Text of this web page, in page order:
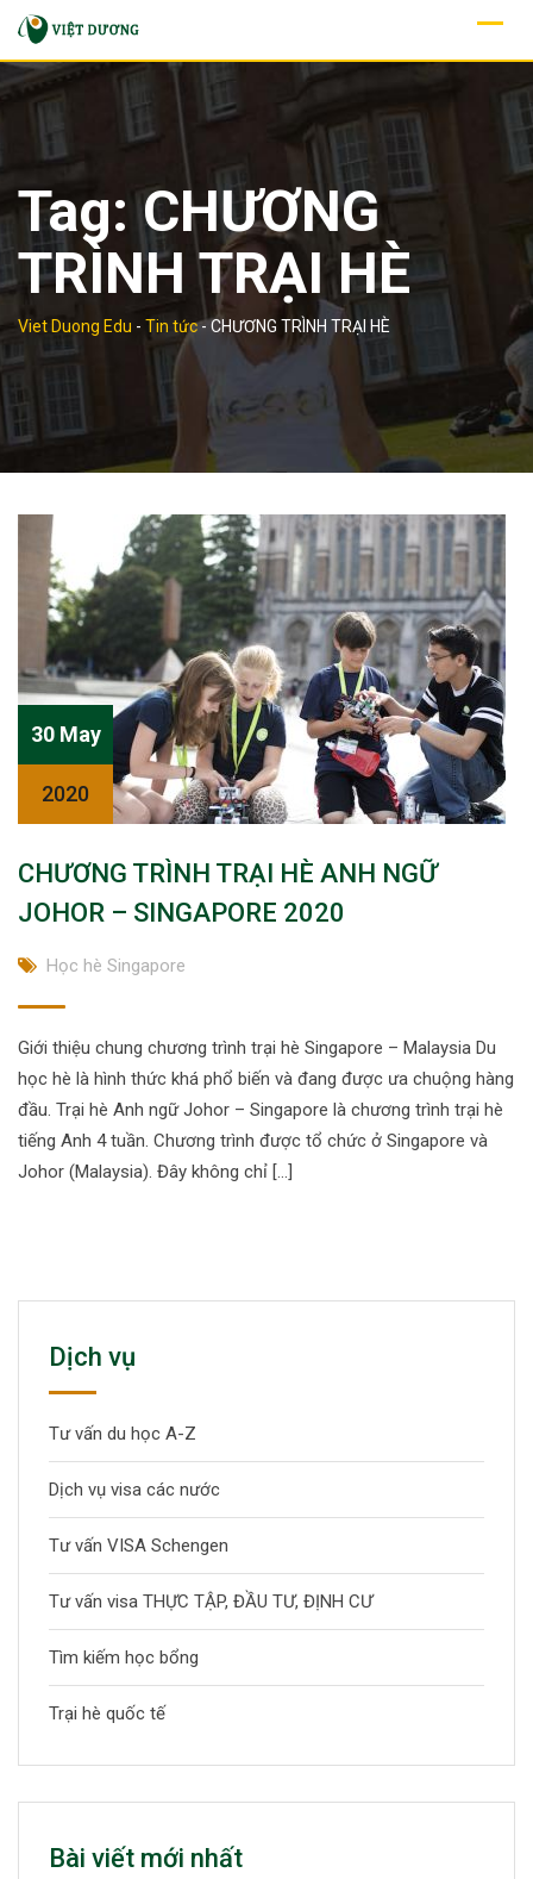
Skip
content
Tag:CHƯƠNG
TRÌNH TRẠI HÈ
Viet Duong Edu - Tin tức- CHƯƠNG TRÌNH TRẠI HÈ
30 May
2020
CHƯƠNG TRÌNH TRẠI HÈ ANH NGỮ
JOHOR – SINGAPORE 2020
Học hè Singapore
Giới thiệu chung chương trình trại hè Singapore – Malaysia Du
học hè là hình thức khá phổ biến và đang được ưa chuộng hàng
đầu. Trại hè Anh ngữ Johor – Singapore là chương trình trại hè
tiếng Anh 4 tuần. Chương trình được tổ chức ở Singapore và
Johor (Malaysia). Đây không chỉ […]
Dịch vụ
Tư vấn du học A-Z
Dịch vụ visa các nước
Tư vấn VISA Schengen
Tư vấn visa THỰC TẬP, ĐẦU TƯ, ĐỊNH CƯ
Tìm kiếm học bổng
Trại hè quốc tế
Bài viết mới nhất